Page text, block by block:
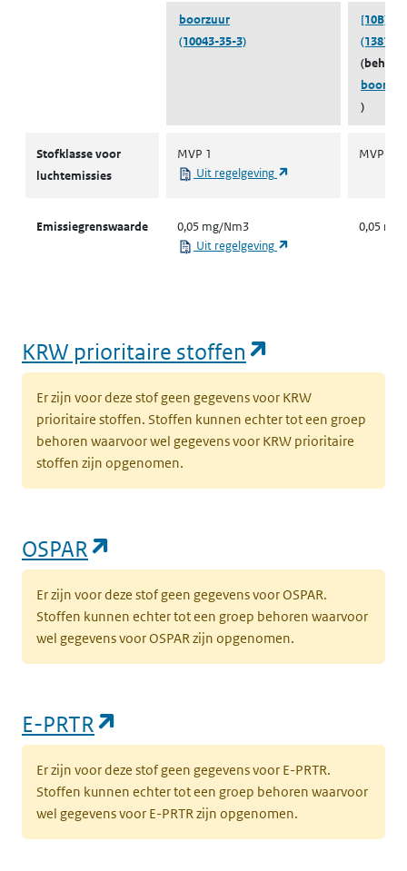
boorzuur
(10043-35-3)
(13813-
)
Stofklasse voor
luchtemissies
MVP 1
Uit regelgeving
MVP 1
Emissiegrenswaarde
0,05 mg/Nm3
Uit regelgeving
0,05
KRW prioritaire stoffen
Er zijn voor deze stof geen gegevens voor KRW
prioritaire stoffen. Stoffen kunnen echter tot een groep
behoren waarvoor wel gegevens voor KRW prioritaire
stoffen zijn opgenomen.
OSPAR
Er zijn voor deze stof geen gegevens voor OSPAR.
Stoffen kunnen echter tot een groep behoren waarvoor
wel gegevens voor OSPAR zijn opgenomen.
E-PRTR
Er zijn voor deze stof geen gegevens voor E-PRTR.
Stoffen kunnen echter tot een groep behoren waarvoor
wel gegevens voor E-PRTR zijn opgenomen.